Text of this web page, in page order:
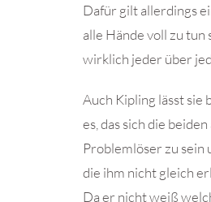
Dafür gilt allerdings
alle Hände voll zu tun
wirklich jeder über
Auch Kipling lässt
es, das sich die
Problemlöser zu sein
die ihm nicht gleich
Da er nicht weiß